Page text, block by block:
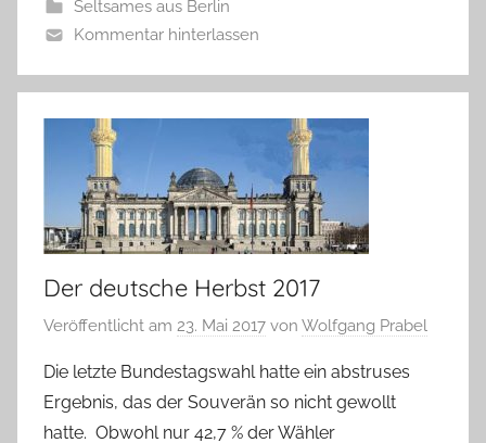
Seltsames aus Berlin
Kommentar hinterlassen
Der deutsche Herbst 2017
Veröffentlicht am 23. Mai 2017 von Wolfgang Prabel
Die letzte Bundestagswahl hatte ein abstruses
Ergebnis, das der Souverän so nicht gewollt
hatte. Obwohl nur 42,7 % der Wähler